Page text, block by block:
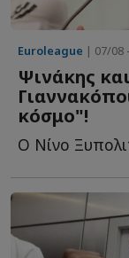
Euroleague | 07/08
Ψινάκης
κόσμο"!